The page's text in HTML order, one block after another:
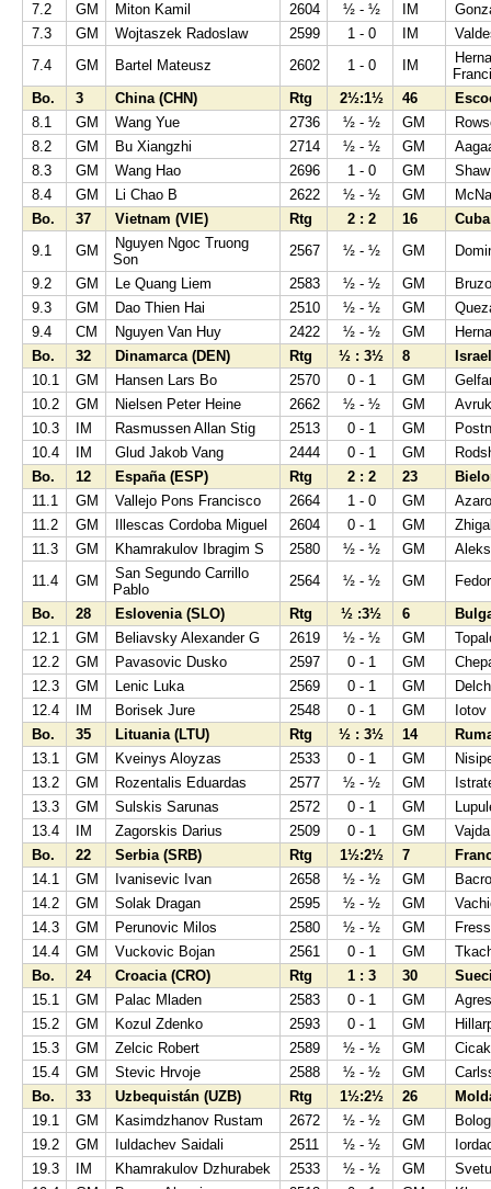
7.2
GM Miton Kamil 2604 ½ - ½ IM
7.3
GM Wojtaszek Radoslaw 2599 1 - 0 IM
7.4
GM Bartel Mateusz 2602 1 - 0 IM
Bo.
3 China (CHN) Rtg 2½:1½ 46
8.1
GM Wang Yue 2736 ½ - ½ GM
8.2
GM Bu Xiangzhi 2714 ½ - ½ GM
8.3
GM Wang Hao 2696 1 - 0 GM
8.4
GM Li Chao B 2622 ½ - ½ GM
Bo.
37 Vietnam (VIE) Rtg 2 : 2 16
9.1
GM
Nguyen Ngoc Truong
Son
2567 ½ - ½ GM
9.2
GM Le Quang Liem 2583 ½ - ½ GM
9.3
GM Dao Thien Hai 2510 ½ - ½ GM
9.4
CM Nguyen Van Huy 2422 ½ - ½ GM
Bo.
32 Dinamarca (DEN) Rtg ½ : 3½ 8
10.1
GM Hansen Lars Bo 2570 0 - 1 GM
10.2
GM Nielsen Peter Heine 2662 ½ - ½ GM
10.3
IM Rasmussen Allan Stig 2513 0 - 1 GM
10.4
IM Glud Jakob Vang 2444 0 - 1 GM
Bo.
12 España (ESP) Rtg 2 : 2 23
11.1
GM Vallejo Pons Francisco 2664 1 - 0 GM
11.2
GM Illescas Cordoba Miguel 2604 0 - 1 GM
11.3
GM Khamrakulov Ibragim S 2580 ½ - ½ GM
11.4
GM
San Segundo Carrillo
Pablo
2564 ½ - ½ GM
Bo.
28 Eslovenia (SLO) Rtg ½ :3½ 6
12.1
GM Beliavsky Alexander G 2619 ½ - ½ GM
12.2
GM Pavasovic Dusko 2597 0 - 1 GM
12.3
GM Lenic Luka 2569 0 - 1 GM
12.4
IM Borisek Jure 2548 0 - 1 GM
Bo.
35 Lituania (LTU) Rtg ½ : 3½ 14
13.1
GM Kveinys Aloyzas 2533 0 - 1 GM
13.2
GM Rozentalis Eduardas 2577 ½ - ½ GM
13.3
GM Sulskis Sarunas 2572 0 - 1 GM
13.4
IM Zagorskis Darius 2509 0 - 1 GM
Bo.
22 Serbia (SRB) Rtg 1½:2½ 7
14.1
GM Ivanisevic Ivan 2658 ½ - ½ GM
14.2
GM Solak Dragan 2595 ½ - ½ GM
14.3
GM Perunovic Milos 2580 ½ - ½ GM
14.4
GM Vuckovic Bojan 2561 0 - 1 GM
Bo.
24 Croacia (CRO) Rtg 1 : 3 30
15.1
GM Palac Mladen 2583 0 - 1 GM
15.2
GM Kozul Zdenko 2593 0 - 1 GM
15.3
GM Zelcic Robert 2589 ½ - ½ GM
15.4
GM Stevic Hrvoje 2588 ½ - ½ GM
Bo.
33 Uzbequistán (UZB) Rtg 1½:2½ 26
19.1
GM Kasimdzhanov Rustam 2672 ½ - ½ GM
19.2
GM Iuldachev Saidali 2511 ½ - ½ GM
19.3
IM Khamrakulov Dzhurabek 2533 ½ - ½ GM